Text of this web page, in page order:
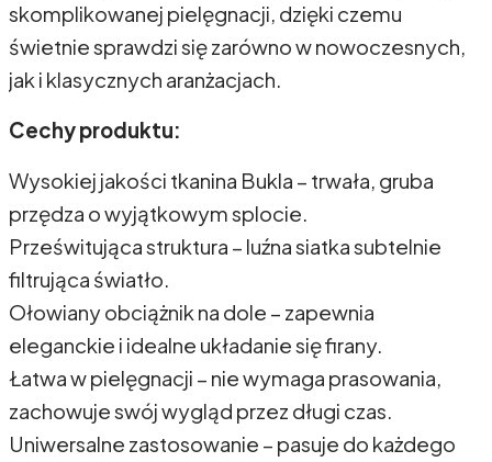
skomplikowanej pielęgnacji, dzięki czemu
świetnie sprawdzi się zarówno w nowoczesnych,
jak i klasycznych aranżacjach.
Cechy produktu:
Wysokiej jakości tkanina Bukla – trwała, gruba
przędza o wyjątkowym splocie.
Prześwitująca struktura – luźna siatka subtelnie
filtrująca światło.
Ołowiany obciążnik na dole – zapewnia
eleganckie i idealne układanie się firany.
Łatwa w pielęgnacji – nie wymaga prasowania,
zachowuje swój wygląd przez długi czas.
Uniwersalne zastosowanie – pasuje do każdego